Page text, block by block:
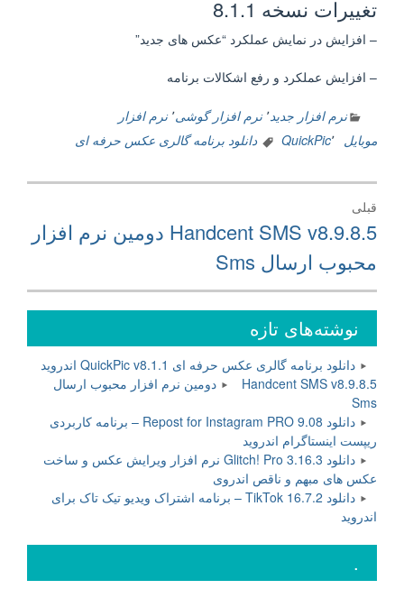
تغییرات نسخه 8.1.1
– افزایش در نمایش عملکرد “عکس های جدید”
– افزایش عملکرد و رفع اشکالات برنامه
نرم افزار جدید٬ نرم افزار گوشی٬ نرم افزار
موبایل
QuickPic٬ دانلود برنامه گالری عکس حرفه ای
راهبری
نوشته
قبلی
نوشته
قبلی:
Handcent SMS v8.9.8.5 دومین نرم افزار
محبوب ارسال Sms
نوشته‌های تازه
دانلود برنامه گالری عکس حرفه ای QuickPic v8.1.1 اندروید
Handcent SMS v8.9.8.5 دومین نرم افزار محبوب ارسال
Sms
دانلود Repost for Instagram PRO 9.08 – برنامه کاربردی
ریپست اینستاگرام اندروید
دانلود Glitch! Pro 3.16.3 نرم افزار ویرایش عکس و ساخت
عکس های مبهم و ناقص اندروی
دانلود TikTok 16.7.2 – برنامه اشتراک ویدیو تیک تاک برای
اندروید
.